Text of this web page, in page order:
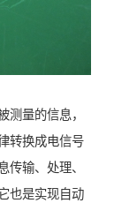
测量的信息，
转换成电信号
传输、处理、
也是实现自动